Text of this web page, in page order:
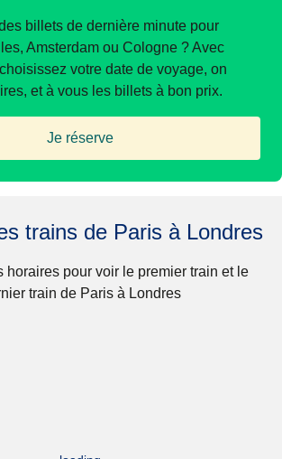
billets de dernière minute pour
Amsterdam ou Cologne ? Avec
votre date de voyage, on
et à vous les billets à bon prix.
Je réserve
(Ouvre un nouvel onglet
trains de Paris à Londres
horaires pour voir le premier train et le
train de Paris à Londres